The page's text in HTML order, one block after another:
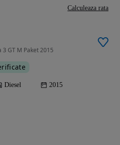
3 GT M Paket 2015
Diesel 2015
Calculeaza rata